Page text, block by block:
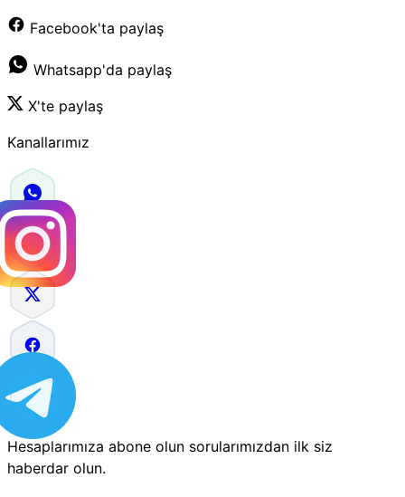
Facebook'ta paylaş
Whatsapp'da paylaş
X'te paylaş
Kanallarımız
Hesaplarımıza abone olun sorularımızdan ilk siz
haberdar olun.